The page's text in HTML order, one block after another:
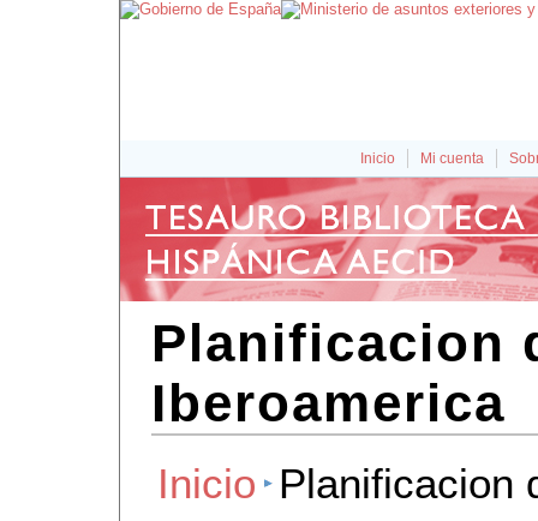
Inicio Mi cuenta
Planificacion
Iberoamerica
Inicio Planificacion